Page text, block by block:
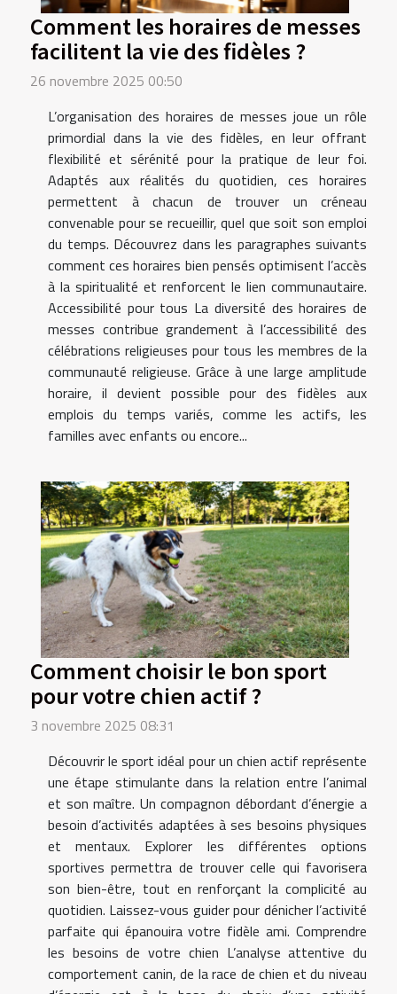
Comment les horaires de messes
facilitent la vie des fidèles ?
26 novembre 2025 00:50
L’organisation des horaires de messes joue un rôle
primordial dans la vie des fidèles, en leur offrant
flexibilité et sérénité pour la pratique de leur foi.
Adaptés aux réalités du quotidien, ces horaires
permettent à chacun de trouver un créneau
convenable pour se recueillir, quel que soit son emploi
du temps. Découvrez dans les paragraphes suivants
comment ces horaires bien pensés optimisent l’accès
à la spiritualité et renforcent le lien communautaire.
Accessibilité pour tous La diversité des horaires de
messes contribue grandement à l’accessibilité des
célébrations religieuses pour tous les membres de la
communauté religieuse. Grâce à une large amplitude
horaire, il devient possible pour des fidèles aux
emplois du temps variés, comme les actifs, les
familles avec enfants ou encore...
Comment choisir le bon sport
pour votre chien actif ?
3 novembre 2025 08:31
Découvrir le sport idéal pour un chien actif représente
une étape stimulante dans la relation entre l’animal
et son maître. Un compagnon débordant d’énergie a
besoin d’activités adaptées à ses besoins physiques
et mentaux. Explorer les différentes options
sportives permettra de trouver celle qui favorisera
son bien-être, tout en renforçant la complicité au
quotidien. Laissez-vous guider pour dénicher l’activité
parfaite qui épanouira votre fidèle ami. Comprendre
les besoins de votre chien L’analyse attentive du
comportement canin, de la race de chien et du niveau